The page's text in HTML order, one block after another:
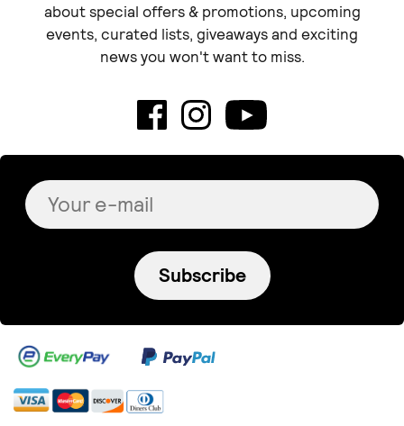
about special offers & promotions, upcoming
events, curated lists, giveaways and exciting
news you won't want to miss.
Subscribe